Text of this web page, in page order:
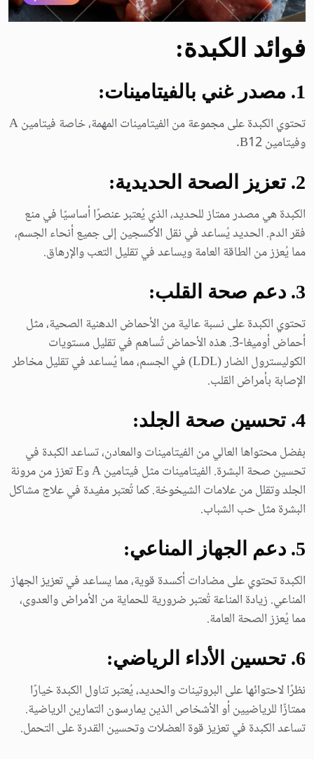
فوائد الكبدة:
1. مصدر غني بالفيتامينات:
تحتوي الكبدة على مجموعة من الفيتامينات المهمة، خاصة فيتامين A
وفيتامين B12.
2. تعزيز الصحة الحديدية:
الكبدة هي مصدر ممتاز للحديد، الذي يُعتبر عنصرًا أساسيًا في منع
فقر الدم. الحديد يُساعد في نقل الأكسجين إلى جميع أنحاء الجسم،
مما يُعزز من الطاقة العامة ويساعد في تقليل التعب والإرهاق.
3. دعم صحة القلب:
تحتوي الكبدة على نسبة عالية من الأحماض الدهنية الصحية، مثل
أحماض أوميغا-3. هذه الأحماض تُساهم في تقليل مستويات
الكوليسترول الضار (LDL) في الجسم، مما يُساعد في تقليل مخاطر
الإصابة بأمراض القلب.
4. تحسين صحة الجلد:
بفضل محتواها العالي من الفيتامينات والمعادن، تساعد الكبدة في
تحسين صحة البشرة. الفيتامينات مثل فيتامين A وE تعزز من مرونة
الجلد وتقلل من علامات الشيخوخة. كما تُعتبر مفيدة في علاج مشاكل
البشرة مثل حب الشباب.
5. دعم الجهاز المناعي:
الكبدة تحتوي على مضادات أكسدة قوية، مما يساعد في تعزيز الجهاز
المناعي. زيادة المناعة تُعتبر ضرورية للحماية من الأمراض والعدوى،
مما يُعزز الصحة العامة.
6. تحسين الأداء الرياضي:
نظرًا لاحتوائها على البروتينات والحديد، يُعتبر تناول الكبدة خيارًا
ممتازًا للرياضيين أو الأشخاص الذين يمارسون التمارين الرياضية.
تساعد الكبدة في تعزيز قوة العضلات وتحسين القدرة على التحمل.